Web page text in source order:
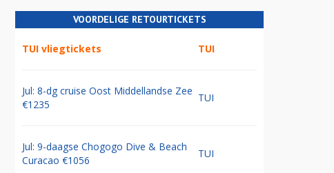
VOORDELIGE RETOURTICKETS
TUI vliegtickets TUI
Jul: 8-dg cruise Oost Middellandse Zee
€1235
TUI
Jul: 9-daagse Chogogo Dive & Beach
Curacao €1056
TUI